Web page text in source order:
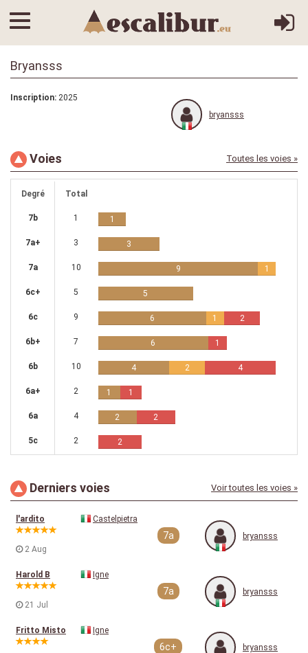
Bryansss
Inscription: 2025
bryansss
Voies Toutes les voies »
Degré Total
7b 1 1
7a+ 3 3
7a 10 9 1
6c+ 5 5
6c 9 6 1 2
6b+ 7 6 1
6b 10 4 2 4
6a+ 2 1 1
6a 4 2 2
5c 2 2
Derniers voies Voir toutes les voies »
l'ardito
2 Aug
Castelpietra
7a bryansss
Harold B
21 Jul
Igne
7a bryansss
Fritto Misto Igne
6c+ bryansss